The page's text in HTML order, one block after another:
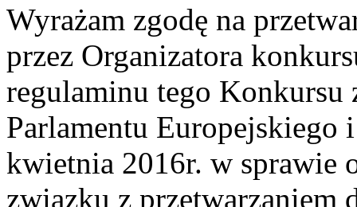
Wyrażam zgodę na
przez Organizatora
regulaminu tego Konkursu
Parlamentu
kwietnia 2016r. w sprawie
związku z przetwarzaniem